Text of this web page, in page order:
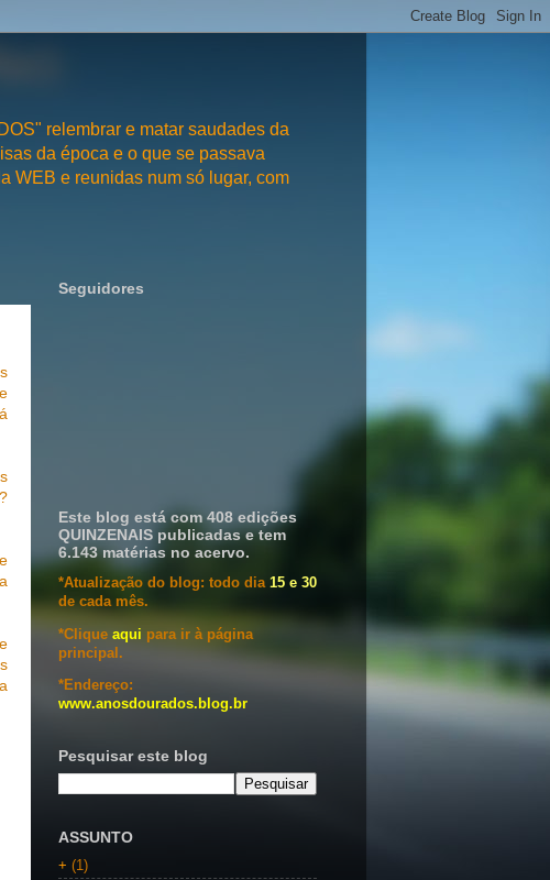
relembrar e matar saudades da
da época e o que se passava
WEB e reunidas num só lugar, com
?
e
Seguidores
Este blog está com 408 edições
QUINZENAIS publicadas e tem
6.143 matérias no acervo.
*Atualização do blog: todo dia 15 e 30
de cada mês.
*Clique aqui para ir à página
principal.
*Endereço:
www.anosdourados.blog.br
Pesquisar este blog
ASSUNTO
+ (1)